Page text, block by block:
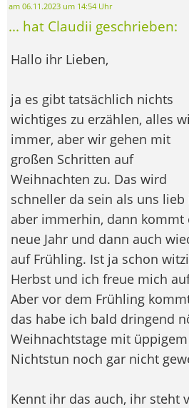
am 06.11.2023 um 14:54 Uhr
... hat Claudii geschrieben:
Hallo ihr Lieben,
ja es gibt tatsächlich nichts
wichtiges zu erzählen, alles
immer, aber wir gehen mit
großen Schritten auf
Weihnachten zu. Das wird
schneller da sein als uns lieb
aber immerhin, dann kommt
neue Jahr und dann auch
auf Frühling. Ist ja schon
Herbst und ich freue mich
Aber vor dem Frühling
das habe ich bald dringend
Weihnachtstage mit
Nichtstun noch gar nicht
Kennt ihr das auch, ihr steht